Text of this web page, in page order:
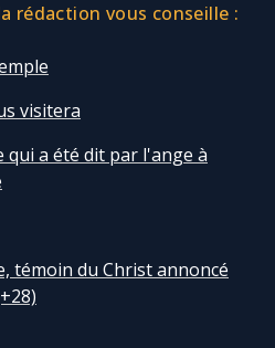
rédaction vous conseille :
visitera
qui a été dit par l'ange à
témoin du Christ annoncé